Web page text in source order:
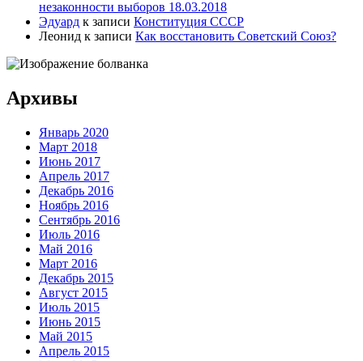
незаконности выборов 18.03.2018
Эдуард к записи Конституция СССР
Леонид к записи Как восстановить Советский Союз?
Архивы
Январь 2020
Март 2018
Июнь 2017
Апрель 2017
Декабрь 2016
Ноябрь 2016
Сентябрь 2016
Июль 2016
Май 2016
Март 2016
Декабрь 2015
Август 2015
Июль 2015
Июнь 2015
Май 2015
Апрель 2015